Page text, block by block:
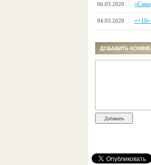
06.03.2020
04.03.2020